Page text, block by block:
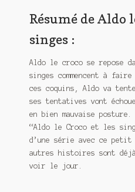
Sauver ou périr
Résumé de Aldo
singes :
Aldo le croco se repose
singes commencent à
ces coquins, Aldo va
ses tentatives vont
en bien mauvaise posture.
“Aldo le Croco et les
d’une série avec ce
autres histoires sont
voir le jour.